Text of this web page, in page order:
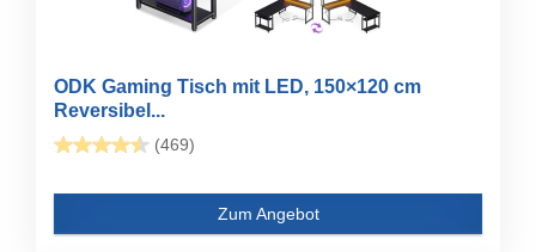
ODK Gaming Tisch mit LED, 150×120 cm
Reversibel...
(469)
Zum Angebot